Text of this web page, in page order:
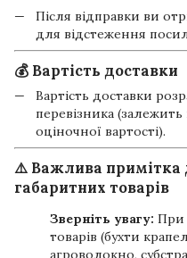
Після відправки ви
для відстеження
💰 Вартість доставки
Вартість доставки
перевізника (залежить
оціночної вартості).
⚠️ Важлива примітка
габаритних товарів
Зверніть увагу: При
товарів (бухти
агроволокно,